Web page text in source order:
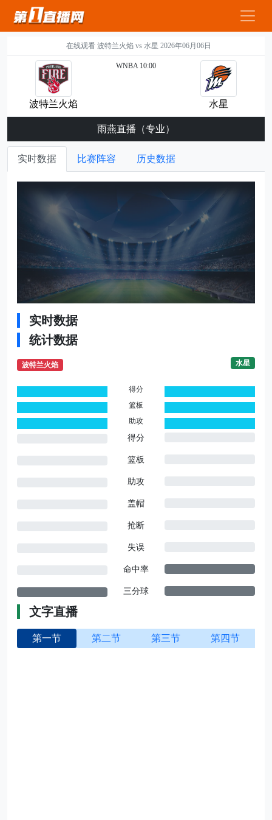
在线观看 波特兰火焰 vs 水星 2026年06月06日
波特兰火焰
WNBA 10:00
水星
雨燕直播（专业）
实时数据 比赛阵容 历史数据
实时数据
统计数据
波特兰火焰 水星
得分
篮板
助攻
得分
篮板
助攻
盖帽
抢断
失误
命中率
三分球
文字直播
第一节 第二节 第三节 第四节